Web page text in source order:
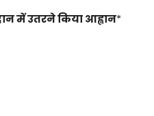
में उतरने किया आह्वान*